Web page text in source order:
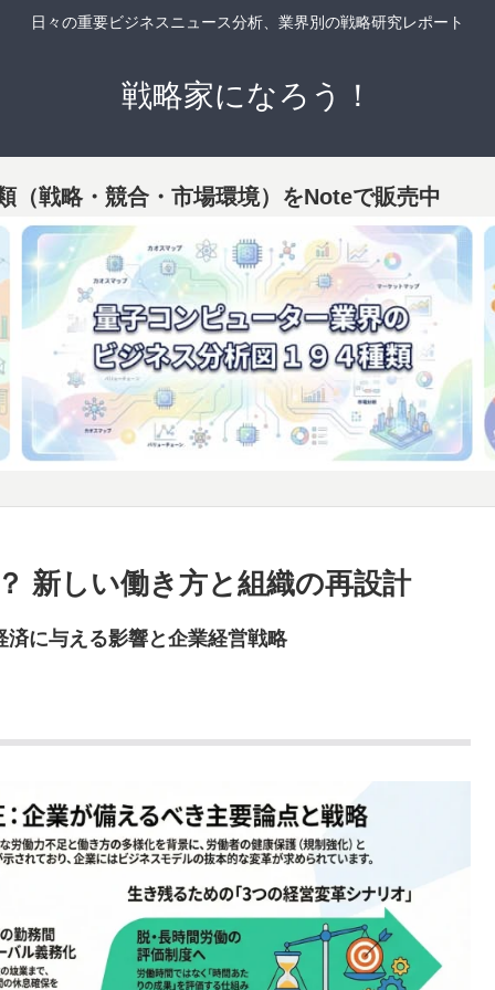
日々の重要ビジネスニュース分析、業界別の戦略研究レポート
戦略家になろう！
（戦略・競合・市場環境）をNoteで販売中
新しい働き方と組織の再設計
に与える影響と企業経営戦略